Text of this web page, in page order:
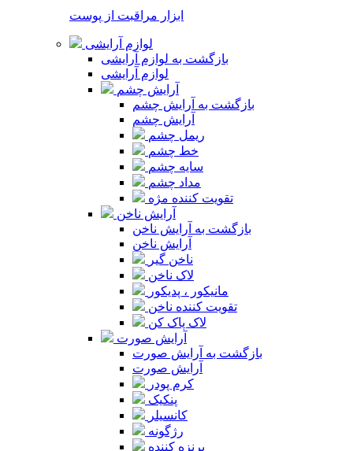
ابزار مراقبت از پوست
لوازم آرایشی
بازگشت به لوازم آرایشی
لوازم آرایشی
آرایش چشم
بازگشت به آرایش چشم
آرایش چشم
ریمل چشم
خط چشم
سایه چشم
مداد چشم
تقویت کننده مژه
آرایش ناخن
بازگشت به آرایش ناخن
آرایش ناخن
ناخن گیر
لاک ناخن
مانیکور ، پدیکور
تقویت کننده ناخن
لاک پاک کن
آرایش صورت
بازگشت به آرایش صورت
آرایش صورت
کرم پودر
پنکیک
کانسیلر
رژگونه
برنزه کننده